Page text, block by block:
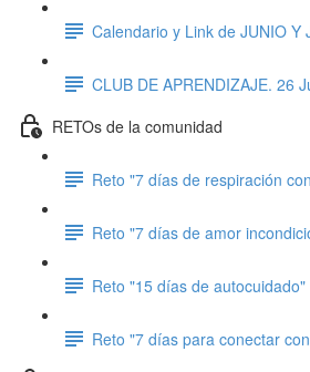
Calendario y Link de JUNIO Y
CLUB DE APRENDIZAJE. 26
RETOs de la comunidad
Reto "7 días de respiración
Reto "7 días de amor
Reto "15 días de autocuidado"
Reto "7 días para conectar